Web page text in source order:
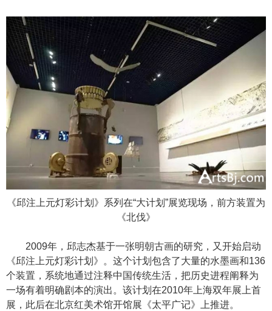
《邱注上元灯彩计划》系列在“大计划”展览现场，前方装置为
《北伐》
2009年，邱志杰基于一张明朝古画的研究，又开始启动
《邱注上元灯彩计划》。这个计划包含了大量的水墨画和136
个装置，系统地通过注释中国传统生活，把历史进程阐释为
一场有着明确剧本的演出。该计划在2010年上海双年展上首
展，此后在北京红美术馆开馆展《太平广记》上推进。